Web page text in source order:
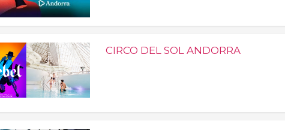
CIRCO DEL SOL ANDORRA